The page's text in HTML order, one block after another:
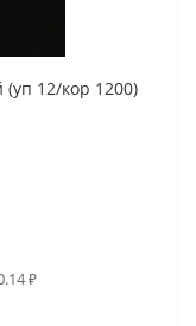
12/кор 1200)
₽